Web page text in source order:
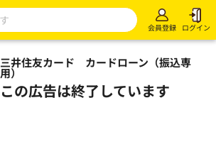
会員登録 ログイン
三井住友カード カードローン（振込専
用）
この広告は終了しています